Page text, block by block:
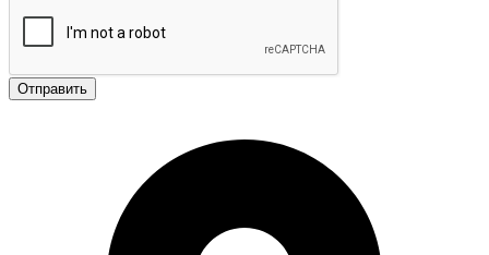
Отправить